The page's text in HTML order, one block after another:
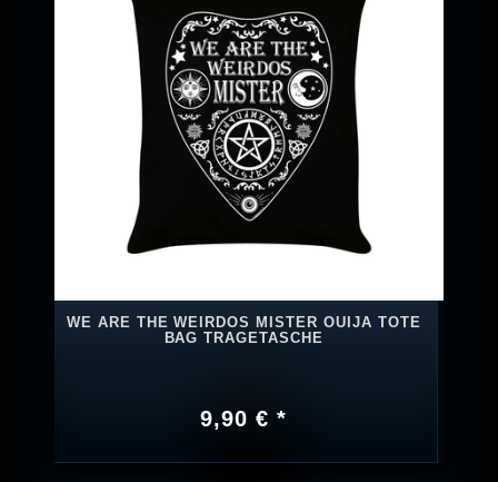
WE ARE THE WEIRDOS MISTER OUIJA TOTE
BAG TRAGETASCHE
9,90 € *